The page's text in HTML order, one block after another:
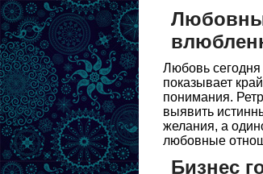
Любовь
показывает
понимания.
выявить
желания, а
любовные
Бизнес